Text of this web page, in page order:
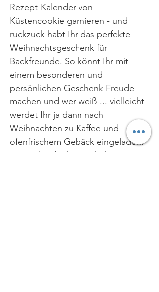
Rezept-Kalender von
Küstencookie garnieren - und
ruckzuck habt Ihr das perfekte
Weihnachtsgeschenk für
Backfreunde. So könnt Ihr mit
einem besonderen und
persönlichen Geschenk Freude
machen und wer weiß ... vielleicht
werdet Ihr ja dann nach
Weihnachten zu Kaffee und
ofenfrischem Gebäck eingeladen.
Den Kalender könnt Ihr hier